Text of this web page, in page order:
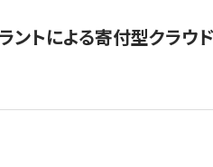
ントによる寄付型クラウ